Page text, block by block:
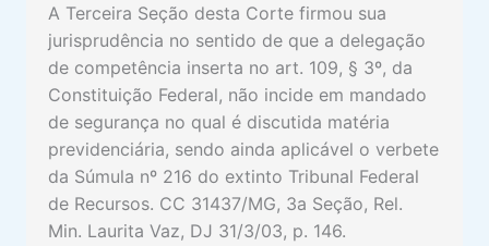
A Terceira Seção desta Corte firmou sua
jurisprudência no sentido de que a delegação
de competência inserta no art. 109, § 3º, da
Constituição Federal, não incide em mandado
de segurança no qual é discutida matéria
previdenciária, sendo ainda aplicável o verbete
da Súmula nº 216 do extinto Tribunal Federal
de Recursos. CC 31437/MG, 3a Seção, Rel.
Min. Laurita Vaz, DJ 31/3/03, p. 146.